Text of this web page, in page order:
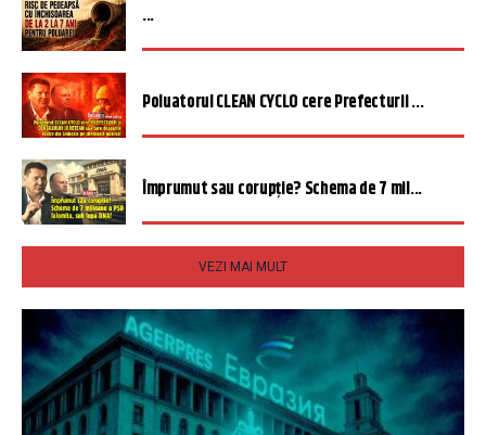
...
Poluatorul CLEAN CYCLO cere Prefecturii ...
Împrumut sau corupție? Schema de 7 mil...
VEZI MAI MULT